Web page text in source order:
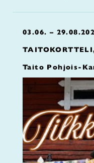
03.06. –
Taito Pohjois-